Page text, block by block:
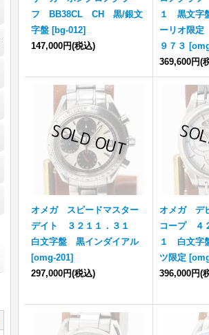
フ BB38CL CH 黒/銀文
字盤 [bg-012]
147,000円(税込)
１ 黒文字
ーリオ限
９７３ [
369,600円(
オメガ スピードマスター
デイト ３２１１．３１
白文字盤 黒インダイアル
[omg-201]
297,000円(税込)
オメガ デ
コープ ４
１ 白文字
ツ限定 [
396,000円(